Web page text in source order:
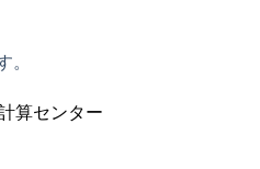
。
算センター